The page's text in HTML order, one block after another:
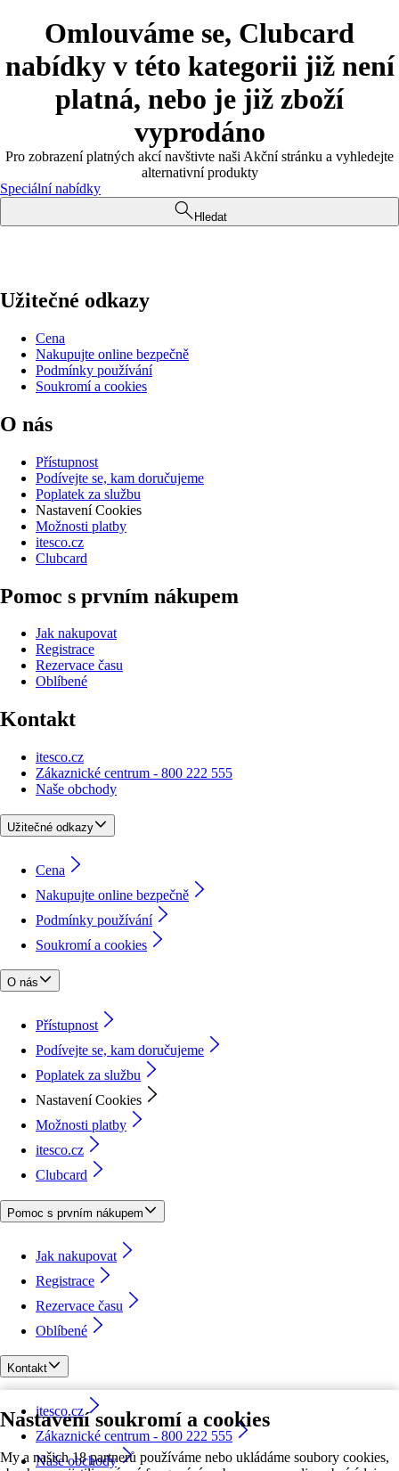
Nastavení soukromí a cookies
My a našich 18 partnerů používáme nebo ukládáme soubory cookies,
Omlouváme se, Clubcard
nabídky v této kategorii již není
platná, nebo je již zboží
vyprodáno
Pro zobrazení platných akcí navštivte naši Akční stránku a vyhledejte
alternativní produkty
Speciální nabídky
Hledat
Užitečné odkazy
Cena
Nakupujte online bezpečně
Podmínky používání
Soukromí a cookies
O nás
Přístupnost
Podívejte se, kam doručujeme
Poplatek za službu
Nastavení Cookies
Možnosti platby
itesco.cz
Clubcard
Pomoc s prvním nákupem
Jak nakupovat
Registrace
Rezervace času
Oblíbené
Kontakt
itesco.cz
Zákaznické centrum - 800 222 555
Naše obchody
Užitečné odkazy
Cena
Nakupujte online bezpečně
Podmínky používání
Soukromí a cookies
O nás
Přístupnost
Podívejte se, kam doručujeme
Poplatek za službu
Nastavení Cookies
Možnosti platby
itesco.cz
Clubcard
Pomoc s prvním nákupem
Jak nakupovat
Registrace
Rezervace času
Oblíbené
Kontakt
itesco.cz
Zákaznické centrum - 800 222 555
Naše obchody